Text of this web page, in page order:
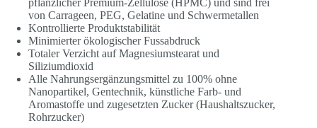
von Carrageen, PEG, Gelatine und Schwermetallen
Kontrollierte Produktstabilität
Minimierter ökologischer Fussabdruck
Totaler Verzicht auf Magnesiumstearat und
Siliziumdioxid
Alle Nahrungsergänzungsmittel zu 100% ohne
Nanopartikel, Gentechnik, künstliche Farb- und
Aromastoffe und zugesetzten Zucker (Haushaltszucker,
Rohrzucker)